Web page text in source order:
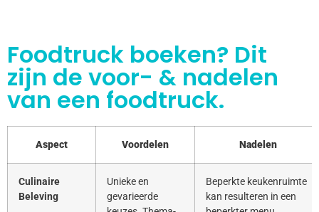
Foodtruck boeken? Dit
zijn de voor- & nadelen
van een foodtruck.
Aspect Voordelen Nadelen
Culinaire
Beleving
Unieke en
gevarieerde
Beperkte keukenruimte
kan resulteren in een